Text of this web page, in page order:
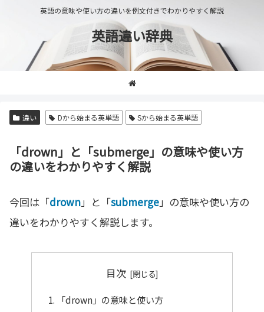
英語の意味や使い方の違いを例文付きでわかりやすく解説
英語違い辞典
違い Dから始まる英単語 Sから始まる英単語
「drown」と「submerge」の意味や使い方
の違いをわかりやすく解説
今回は「drown」と「submerge」の意味や使い方の
違いをわかりやすく解説します。
目次
「drown」の意味と使い方